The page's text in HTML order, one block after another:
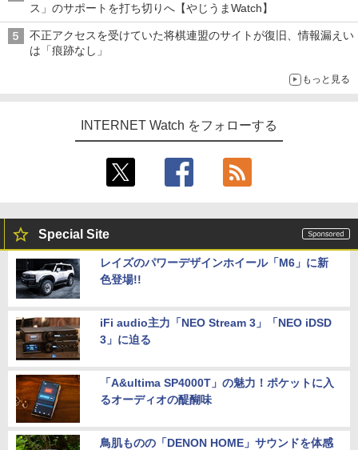
ス」のサポートを打ち切りへ【やじうまWatch】
不正アクセスを受けていた将棋連盟のサイトが復旧、情報漏えい
は「痕跡なし」
もっと見る
INTERNET Watch をフォローする
Special Site
レイズのパワーデザインホイール「M6」に新
色登場!!
iFi audio主力「NEO Stream 3」「NEO iDSD
3」に迫る
「A&ultima SP4000T」の魅力！ポケットに入
るオーディオの醍醐味
鳥肌ものの「DENON HOME」サウンドを体感